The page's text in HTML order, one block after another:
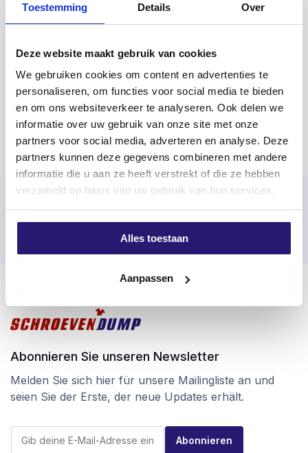
Toestemming Details Over
Deze website maakt gebruik van cookies
We gebruiken cookies om content en advertenties te
personaliseren, om functies voor social media te bieden
en om ons websiteverkeer te analyseren. Ook delen we
informatie over uw gebruik van onze site met onze
partners voor social media, adverteren en analyse. Deze
partners kunnen deze gegevens combineren met andere
informatie die u aan ze heeft verstrekt of die ze hebben
verzameld op basis van uw gebruik van hun services.
Alles toestaan
Aanpassen
Haben Sie ein Problem mit dem Verkauf Ihrer
Produkte? Oder möchten Sie mehr Informationen
Kontakt mit unseren Experten auf. Sie haben immer
ein offenes Ohr für Ihre Fragen!
Chatten über
Whatsapp
Senden Sie eine E-
Mail
An Werktagen vor 17:00 Uhr bestellt, noch am selben Tag
versandt
Einfache Rückgabe innerhalb von 100 Tagen
Abonnieren Sie unseren Newsletter
Melden Sie sich hier für unsere Mailingliste an und
seien Sie der Erste, der neue Updates erhält.
E
Abonnieren